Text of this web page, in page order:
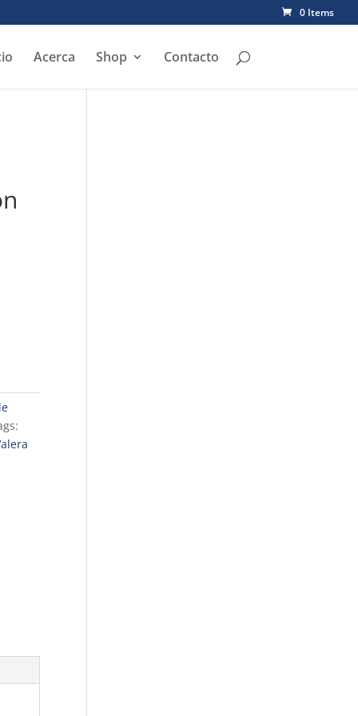
0 Items
Acerca Shop Contacto